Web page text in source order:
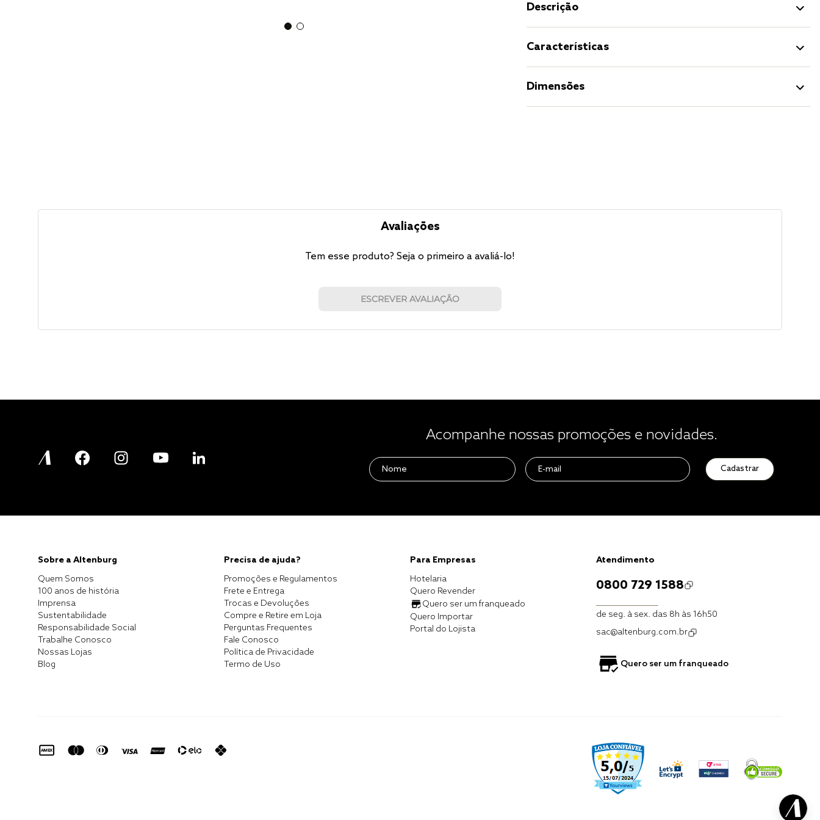
Descrição
Características
Dimensões
Avaliações
Tem esse produto? Seja o primeiro a avaliá-lo!
ESCREVER AVALIAÇÃO
Acompanhe nossas promoções e novidades.
Cadastrar
Sobre a Altenburg
Quem Somos
100 anos de história
Imprensa
Sustentabilidade
Responsabilidade Social
Trabalhe Conosco
Nossas Lojas
Blog
Precisa de ajuda?
Promoções e Regulamentos
Frete e Entrega
Trocas e Devoluções
Compre e Retire em Loja
Perguntas Frequentes
Fale Conosco
Política de Privacidade
Termo de Uso
Para Empresas
Hotelaria
Quero Revender
Quero ser um franqueado
Quero Importar
Portal do Lojista
Atendimento
0800 729 1588
de seg. à sex. das 8h às 16h50
sac@altenburg.com.br
Quero ser um franqueado